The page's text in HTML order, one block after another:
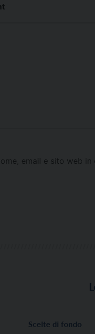
email e sito web
Scelte di fondo